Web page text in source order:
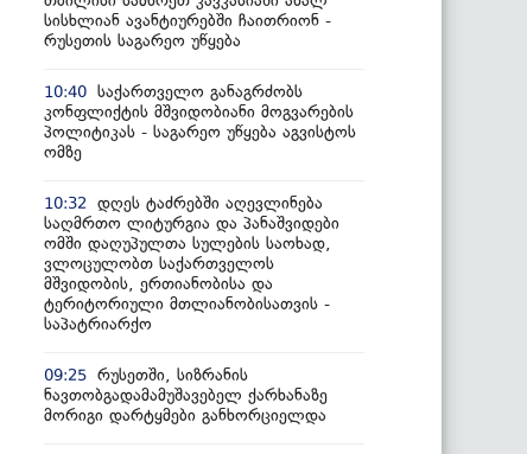
სისხლიან ავანტიურებში ჩაითრიონ -
რუსეთის საგარეო უწყება
10:40 საქართველო განაგრძობს
კონფლიქტის მშვიდობიანი მოგვარების
პოლიტიკას - საგარეო უწყება აგვისტოს
ომზე
10:32
დღეს ტაძრებში აღევლინება
საღმრთო ლიტურგია და პანაშვიდები
ომში დაღუპულთა სულების საოხად,
ვლოცულობთ საქართველოს
მშვიდობის, ერთიანობისა და
ტერიტორიული მთლიანობისათვის -
საპატრიარქო
09:25 რუსეთში, სიზრანის
ნავთობგადამამუშავებელ ქარხანაზე
მორიგი დარტყმები განხორციელდა